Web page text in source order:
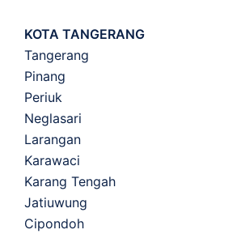
KOTA TANGERANG
Tangerang
Pinang
Periuk
Neglasari
Larangan
Karawaci
Karang Tengah
Jatiuwung
Cipondoh